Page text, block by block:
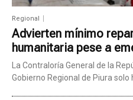
Regional
Advierten mínimo
humanitaria pese a
La Contraloría General de la
Gobierno Regional de Piura solo